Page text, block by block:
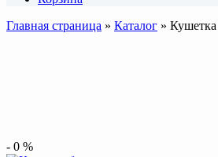
Главная страница » Каталог » Кушетка
- 0 %